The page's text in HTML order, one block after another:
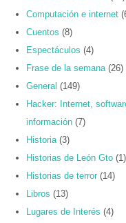
Computación e internet
Cuentos (8)
Espectáculos (4)
Frase de la semana (26)
General (149)
Hacker: Internet,
información (7)
Historia (3)
Historias de León Gto (1)
Historias de terror (14)
Libros (13)
Lugares de Interés (4)